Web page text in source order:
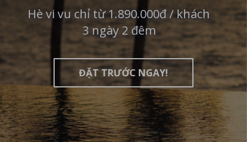
ĐẶT TRƯỚC NGAY!
Hè vi vu chỉ từ 1.890.000đ / khách
3 ngày 2 đêm